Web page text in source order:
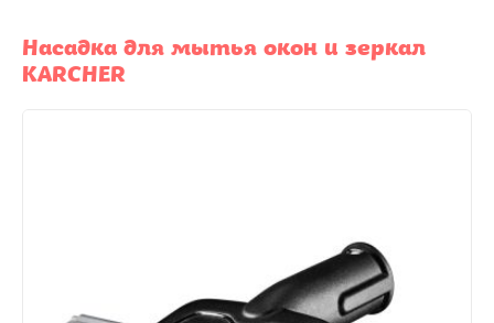
Насадка для мытья окон и зеркал
KARCHER